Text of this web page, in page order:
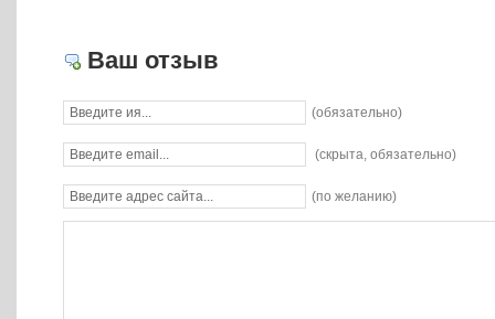
Ваш отзыв
(обязательно)
(скрыта, обязательно)
(по желанию)